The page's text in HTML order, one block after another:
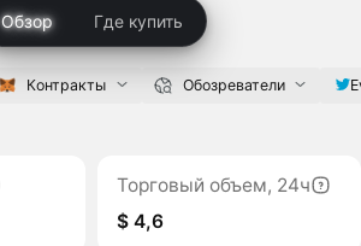
Обзор Где купить
Контракты Обозреватели
Торговый объем, 24ч
$ 4,6